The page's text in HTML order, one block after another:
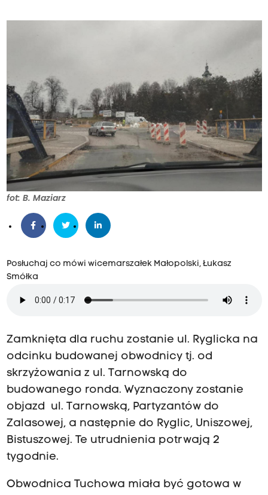
fot: B. Maziarz
Posłuchaj co mówi wicemarszałek Małopolski, Łukasz
Smółka
Zamknięta dla ruchu zostanie ul. Ryglicka na
odcinku budowanej obwodnicy tj. od
skrzyżowania z ul. Tarnowską do
budowanego ronda. Wyznaczony zostanie
objazd ul. Tarnowską, Partyzantów do
Zalasowej, a następnie do Ryglic, Uniszowej,
Bistuszowej. Te utrudnienia potrwają 2
tygodnie.
Obwodnica Tuchowa miała być gotowa w